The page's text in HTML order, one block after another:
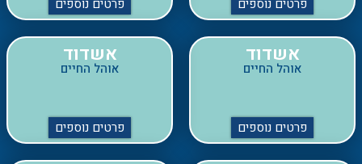
אוהל החיים
פרטים נוספים
אוהל החיים
פרטים נוספים
אשדוד
אוהל יצחק
אשדוד
אוהל מרים